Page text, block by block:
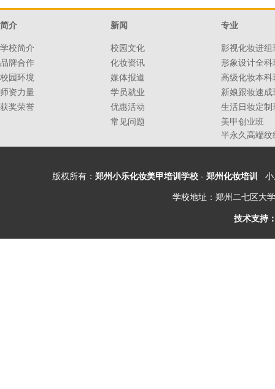
简介 新闻 专业
学校简介 校园文化
影视化妆进组
品牌合作
化妆资讯
形象设计全科
校园环境
媒体报道
高级化妆本科
师资力量
学员就业
新娘跟妆速成
获奖荣誉
优惠活动
生活日妆定制
常见问题
美甲创业班
半永久高端纹
版权所有： 郑州小乐化妆美甲培训学校- 郑州化妆培训 小
学校地址：郑州二七区大
技术支持